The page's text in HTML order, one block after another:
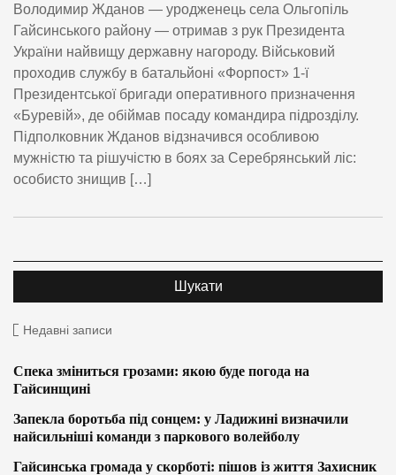
Володимир Жданов — уродженець села Ольгопіль
Гайсинського району — отримав з рук Президента
України найвищу державну нагороду. Військовий
проходив службу в батальйоні «Форпост» 1-ї
Президентської бригади оперативного призначення
«Буревій», де обіймав посаду командира підрозділу.
Підполковник Жданов відзначився особливою
мужністю та рішучістю в боях за Серебрянський ліс:
особисто знищив […]
Недавні записи
Спека зміниться грозами: якою буде погода на
Гайсинщині
Запекла боротьба під сонцем: у Ладижині визначили
найсильніші команди з паркового волейболу
Гайсинська громада у скорботі: пішов із життя Захисник